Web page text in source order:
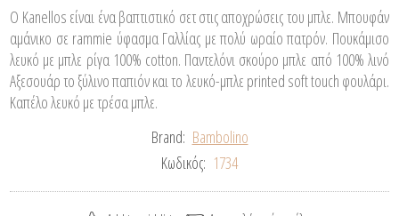
Ο Kanellos είναι ένα βαπτιστικό σετ στις αποχρώσεις του μπλε. Μπουφάν
αμάνικο σε rammie ύφασμα Γαλλίας με πολύ ωραίο πατρόν. Πουκάμισο
λευκό με μπλε ρίγα 100% cotton. Παντελόνι σκούρο μπλε από 100% λινό
Αξεσουάρ το ξύλινο παπιόν και το λευκό-μπλε printed soft touch φουλάρι.
Καπέλο λευκό με τρέσα μπλε.
Brand: Bambolino
Κωδικός: 1734